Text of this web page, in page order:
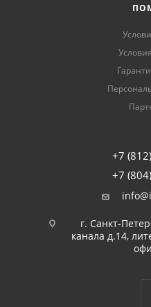
+7
+7
г. Санкт-
канала д.14,